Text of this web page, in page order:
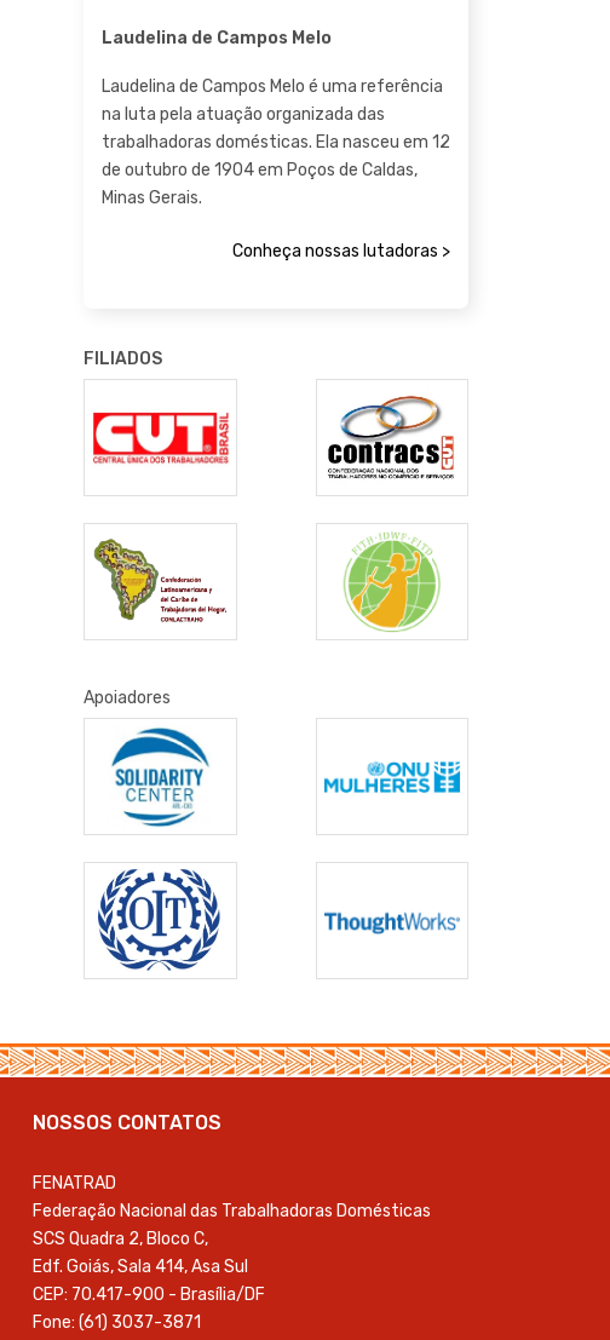
Laudelina de Campos Melo
Laudelina de Campos Melo é uma referência
na luta pela atuação organizada das
trabalhadoras domésticas. Ela nasceu em 12
de outubro de 1904 em Poços de Caldas,
Minas Gerais.
Conheça nossas lutadoras >
FILIADOS
Apoiadores
NOSSOS CONTATOS
FENATRAD
Federação Nacional das Trabalhadoras Domésticas
SCS Quadra 2, Bloco C,
Edf. Goiás, Sala 414, Asa Sul
CEP: 70.417-900 - Brasília/DF
Fone: (61) 3037-3871